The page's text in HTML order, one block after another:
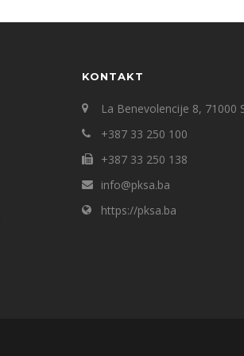
KONTAKT
La Benevolencije 8, 71000
+387 33 250 100
+387 33 250 138
info@pksa.ba
https://pksa.ba